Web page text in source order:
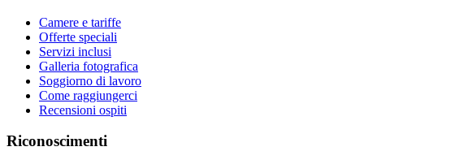
Camere e tariffe
Offerte speciali
Servizi inclusi
Galleria fotografica
Soggiorno di lavoro
Come raggiungerci
Recensioni ospiti
Riconoscimenti